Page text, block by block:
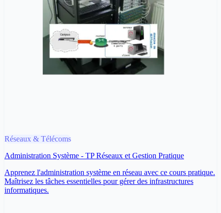
Réseaux & Télécoms
Administration Système - TP Réseaux et Gestion Pratique
Apprenez l'administration système en réseau avec ce cours pratique.
Maîtrisez les tâches essentielles pour gérer des infrastructures
informatiques.